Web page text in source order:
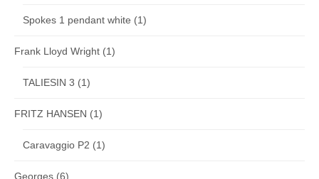
Spokes 1 pendant white (1)
Frank Lloyd Wright (1)
TALIESIN 3 (1)
FRITZ HANSEN (1)
Caravaggio P2 (1)
Georges (6)